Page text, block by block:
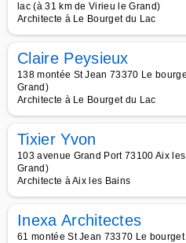
lac (à 31 km de Virieu le Grand)
Architecte à Le Bourget du Lac
Claire Peysieux
138 montée St Jean 73370 Le
Grand)
Architecte à Le Bourget du Lac
Tixier Yvon
103 avenue Grand Port 73100 Aix
Grand)
Architecte à Aix les Bains
Inexa Architectes
61 montée St Jean 73370 Le